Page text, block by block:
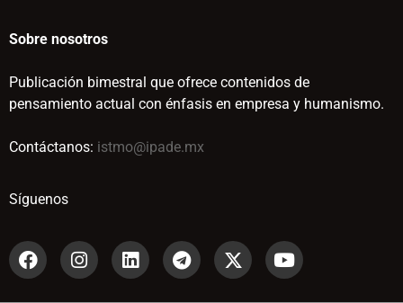
Sobre nosotros
Publicación bimestral que ofrece contenidos de
pensamiento actual con énfasis en empresa y humanismo.
Contáctanos: istmo@ipade.mx
Síguenos